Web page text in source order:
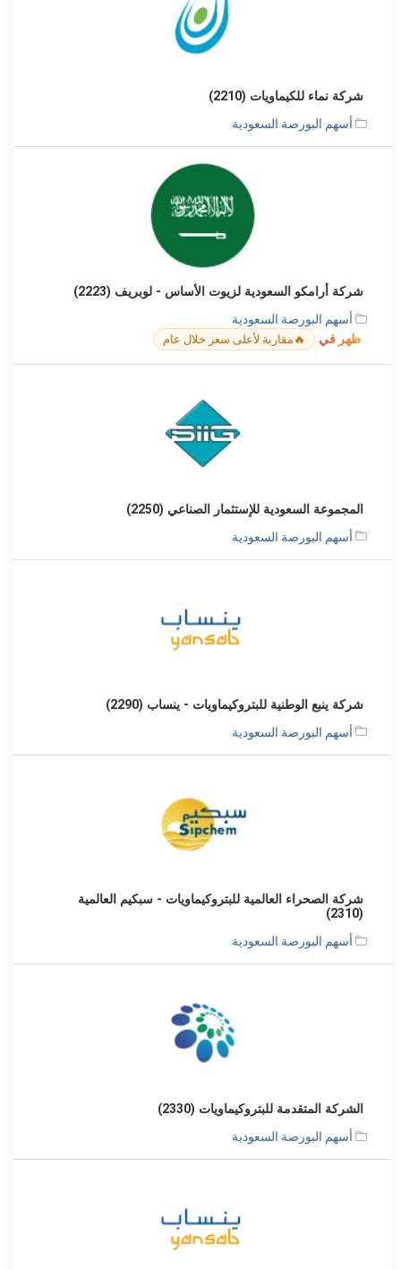
شركة نماء للكيماويات (2210)
أسهم البورصة السعودية
شركة أرامكو السعودية لزيوت الأساس - لوبريف (2223)
أسهم البورصة السعودية
ظهر في
🔥 مقاربة لأعلى سعر خلال عام
المجموعة السعودية للإستثمار الصناعي (2250)
أسهم البورصة السعودية
شركة ينبع الوطنية للبتروكيماويات - ينساب (2290)
أسهم البورصة السعودية
شركة الصحراء العالمية للبتروكيماويات - سبكيم العالمية
(2310)
أسهم البورصة السعودية
الشركة المتقدمة للبتروكيماويات (2330)
أسهم البورصة السعودية